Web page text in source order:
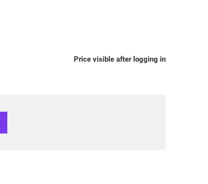
Price visible after logging in